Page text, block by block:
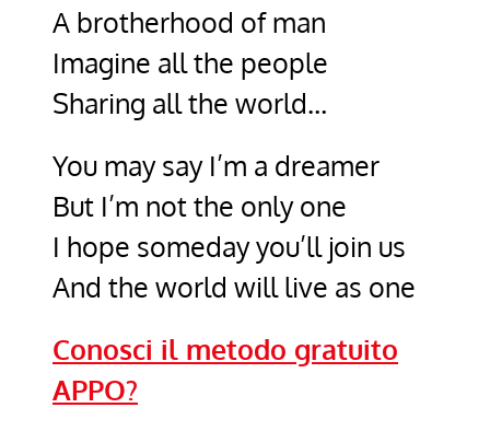
A brotherhood of man
Imagine all the people
Sharing all the world…
You may say I’m a dreamer
But I’m not the only one
I hope someday you’ll join us
And the world will live as one
Conosci il metodo gratuito
APPO?